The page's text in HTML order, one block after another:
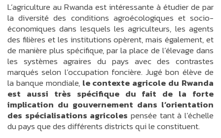
L’agriculture au Rwanda est intéressante à étudier de par
la diversité des conditions agroécologiques et socio-
économiques dans lesquels les agriculteurs, les agents
des filières et les institutions opèrent, mais également, et
de manière plus spécifique, par la place de l’élevage dans
les systèmes agraires du pays avec des contrastes
marqués selon l’occupation foncière. Jugé bon élève de
la banque mondiale, le contexte agricole du Rwanda
est aussi très spécifique du fait de la forte
implication du gouvernement dans l’orientation
des spécialisations agricoles pensée tant à l’échelle
du pays que des différents districts qui le constituent.